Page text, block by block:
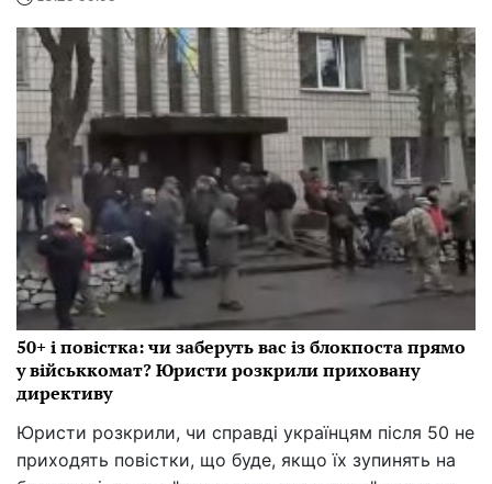
50+ і повістка: чи заберуть вас із блокпоста прямо
у військкомат? Юристи розкрили приховану
директиву
Юристи розкрили, чи справді українцям після 50 не
приходять повістки, що буде, якщо їх зупинять на